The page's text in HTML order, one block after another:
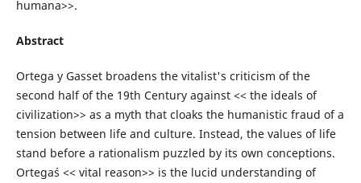
humana>>.
Abstract
Ortega y Gasset broadens the vitalist's criticism of the
second half of the 19th Century against << the ideals of
civilization>> as a myth that cloaks the humanistic fraud of a
tension between life and culture. Instead, the values of life
stand before a rationalism puzzled by its own conceptions.
Ortega´s << vital reason>> is the lucid understanding of